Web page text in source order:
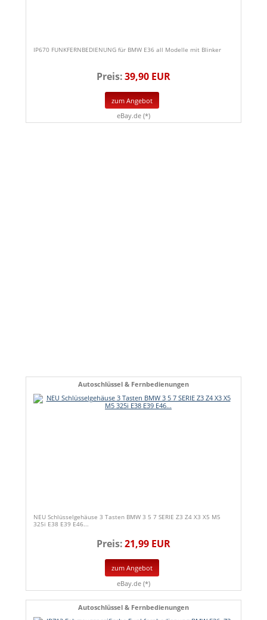
IP670 FUNKFERNBEDIENUNG für BMW E36 all Modelle mit Blinker
Preis:39,90 EUR
zum Angebot
eBay.de (*)
Autoschlüssel & Fernbedienungen
NEU Schlüsselgehäuse 3 Tasten BMW 3 5 7 SERIE Z3 Z4 X3 X5 M5
325i E38 E39 E46...
Preis:21,99 EUR
zum Angebot
eBay.de (*)
Autoschlüssel & Fernbedienungen